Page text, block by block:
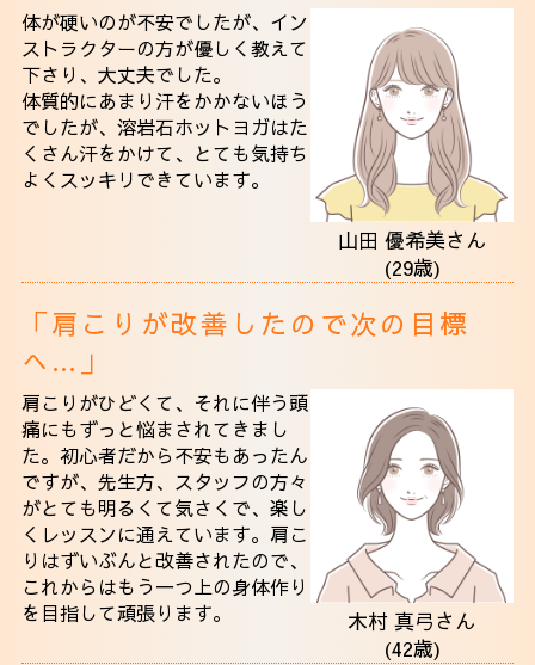
山田 優希美さん
(29歳)
体が硬いのが不安でしたが、イン
ストラクターの方が優しく教えて
下さり、大丈夫でした。
体質的にあまり汗をかかないほう
でしたが、溶岩石ホットヨガはた
くさん汗をかけて、とても気持ち
よくスッキリできています。
「肩こりが改善したので次の目標
へ…」
木村 真弓さん
(42歳)
肩こりがひどくて、それに伴う頭
痛にもずっと悩まされてきまし
た。初心者だから不安もあったん
ですが、先生方、スタッフの方々
がとても明るくて気さくで、楽し
くレッスンに通えています。肩こ
りはずいぶんと改善されたので、
これからはもう一つ上の身体作り
を目指して頑張ります。